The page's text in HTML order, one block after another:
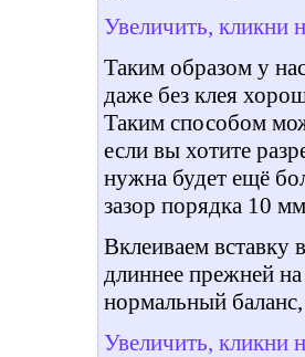
Увеличить, кликни
Таким образом у
даже без клея
Таким способом
если вы хотите
нужна будет ещё
зазор порядка 10
Вклеиваем вставку
длиннее прежней
нормальный
Увеличить, кликни